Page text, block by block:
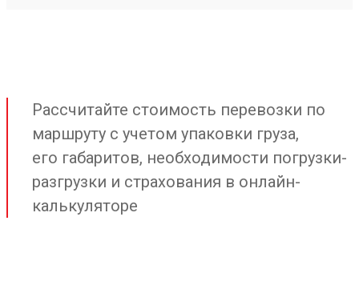
Рассчитайте стоимость перевозки по
маршруту с учетом упаковки груза,
его габаритов, необходимости погрузки-
разгрузки и страхования в онлайн-
калькуляторе